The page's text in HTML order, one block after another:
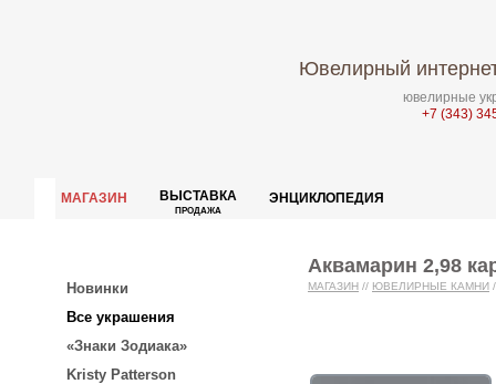
Ювелирный
ювелирные
+7 (343)
МАГАЗИН ВЫСТАВКА
ПРОДАЖА
ЭНЦИКЛОПЕДИЯ
Новинки
Все украшения
«Знаки Зодиака»
Kristy Patterson
Аквамарин 2,98
МАГАЗИН // ЮВЕЛИРНЫЕ КАМНИ